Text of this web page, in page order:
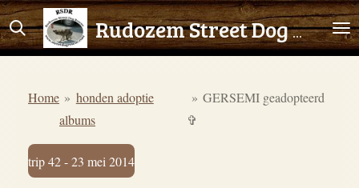
Ga
direct
hoofdinhoud
Rudozem Street Dog Rescue
Home » honden adoptie
albums
» GERSEMI geadopteerd
✞
trip 42 - 23 mei 2014